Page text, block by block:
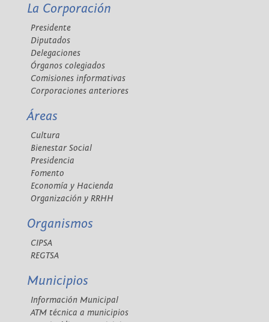
La Corporación
Presidente
Diputados
Delegaciones
Órganos colegiados
Comisiones informativas
Corporaciones anteriores
Áreas
Cultura
Bienestar Social
Presidencia
Fomento
Economía y Hacienda
Organización y RRHH
Organismos
CIPSA
REGTSA
Municipios
Información Municipal
ATM técnica a municipios